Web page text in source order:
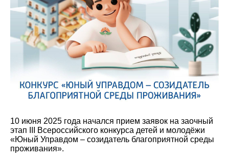
10 июня 2025 года начался прием заявок на заочный
этап III Всероссийского конкурса детей и молодёжи
«Юный Управдом – созидатель благоприятной среды
проживания».